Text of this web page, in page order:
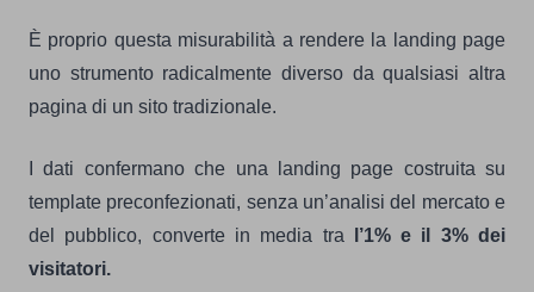
È proprio questa misurabilità a rendere la landing page
uno strumento radicalmente diverso da qualsiasi altra
pagina di un sito tradizionale.
I dati confermano che una landing page costruita su
template preconfezionati, senza un’analisi del mercato e
del pubblico, converte in media tra l’1% e il 3% dei
visitatori.